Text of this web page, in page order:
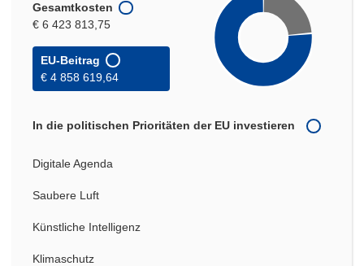
Gesamtkosten
€ 6 423 813,75
EU-Beitrag
€ 4 858 619,64
In die politischen Prioritäten der EU investieren
Digitale Agenda
Saubere Luft
Künstliche Intelligenz
Klimaschutz